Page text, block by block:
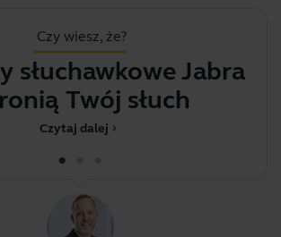
Czy wiesz, że?
słuchawkowe Jabra
Twój słuch
chevron_right
Czytaj dalej